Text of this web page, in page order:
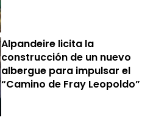
Alpandeire licita la
construcción de un nuevo
albergue para impulsar el
“Camino de Fray Leopoldo”